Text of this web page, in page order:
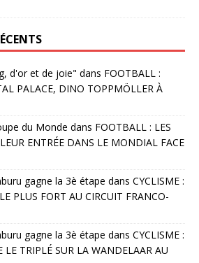
d'or et de joie" dans FOOTBALL :
PALACE, DINO TOPPMÖLLER À
du Monde dans FOOTBALL : LES
ENTRÉE DANS LE MONDIAL FACE
gagne la 3è étape dans CYCLISME :
PLUS FORT AU CIRCUIT FRANCO-
gagne la 3è étape dans CYCLISME :
LE TRIPLÉ SUR LA WANDELAAR AU